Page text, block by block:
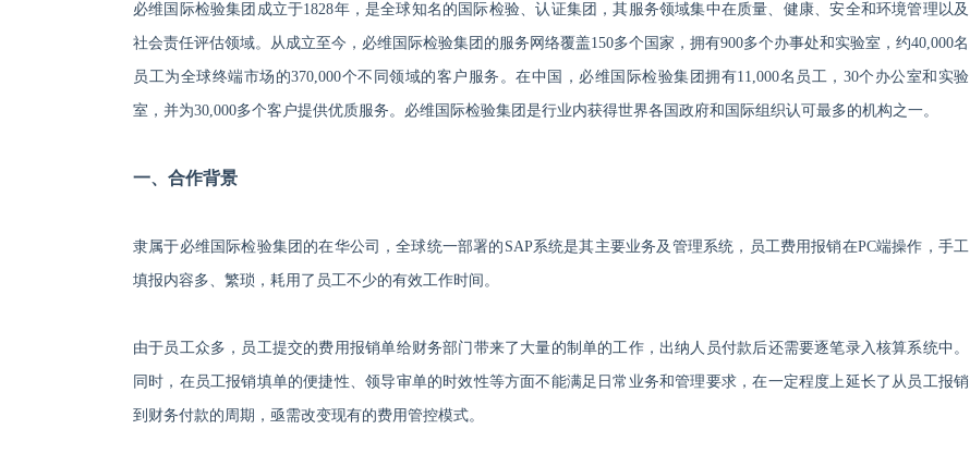
必维国际检验集团成立于1828年，是全球知名的国际检验、认证集团，其服务领域集中在质量、健康、安全和环境管理以及
社会责任评估领域。从成立至今，必维国际检验集团的服务网络覆盖150多个国家，拥有900多个办事处和实验室，约40,000名
员工为全球终端市场的370,000个不同领域的客户服务。在中国，必维国际检验集团拥有11,000名员工，30个办公室和实验
室，并为30,000多个客户提供优质服务。必维国际检验集团是行业内获得世界各国政府和国际组织认可最多的机构之一。
一、 合作背景
隶属于必维国际检验集团的在华公司，全球统一部署的 SAP系统是其主要业务及管理系统，员工费用报销在PC端操作，手工
填报内容多、繁琐，耗用了员工不少的有效工作时间。
由于员工众多，员工提交的费用报销单给财务部门带来了大量的制单的工作，出纳人员付款后还需要逐笔录入核算系统中。
同时，在员工报销填单的便捷性、领导审单的时效性等方面不能满足日常业务和管理要求，在一定程度上延长了从员工报销
到财务付款的周期，亟需改变现有的费用管控模式。